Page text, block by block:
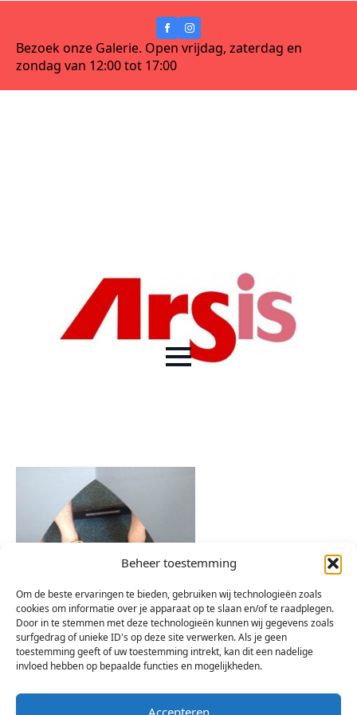
Beheer toestemming
Om de beste ervaringen te bieden, gebruiken wij technologieën zoals
cookies om informatie over je apparaat op te slaan en/of te raadplegen.
Door in te stemmen met deze technologieën kunnen wij gegevens zoals
surfgedrag of unieke ID's op deze site verwerken. Als je geen
toestemming geeft of uw toestemming intrekt, kan dit een nadelige
invloed hebben op bepaalde functies en mogelijkheden.
Accepteren
Bezoek onze Galerie. Open vrijdag, zaterdag en
zondag van 12:00 tot 17:00